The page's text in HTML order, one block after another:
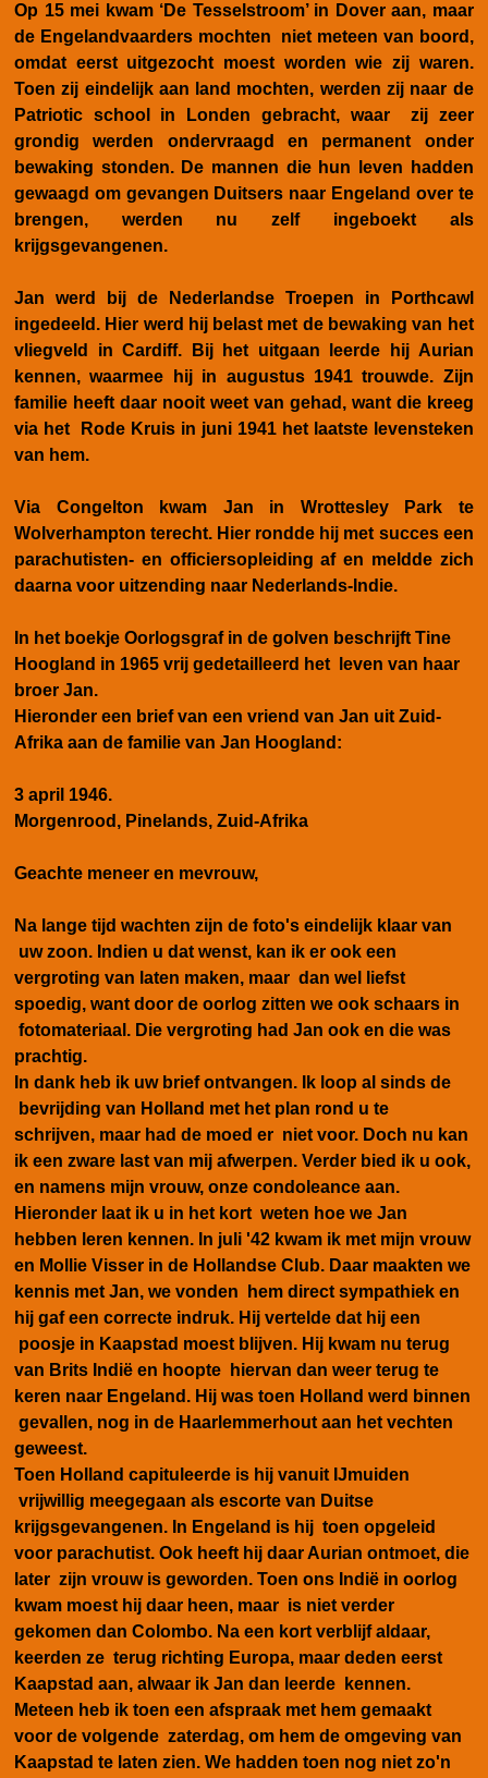
Op 15 mei kwam ‘De Tesselstroom’ in Dover aan, maar
de Engelandvaarders mochten niet meteen van boord,
omdat eerst uitgezocht moest worden wie zij waren.
Toen zij eindelijk aan land mochten, werden zij naar de
Patriotic school in Londen gebracht, waar zij zeer
grondig werden ondervraagd en permanent onder
bewaking stonden. De mannen die hun leven hadden
gewaagd om gevangen Duitsers naar Engeland over te
brengen, werden nu zelf ingeboekt als
krijgsgevangenen.
Jan werd bij de Nederlandse Troepen in Porthcawl
ingedeeld. Hier werd hij belast met de bewaking van het
vliegveld in Cardiff. Bij het uitgaan leerde hij Aurian
kennen, waarmee hij in augustus 1941 trouwde. Zijn
familie heeft daar nooit weet van gehad, want die kreeg
via het Rode Kruis in juni 1941 het laatste levensteken
van hem.
Via Congelton kwam Jan in Wrottesley Park te
Wolverhampton terecht. Hier rondde hij met succes een
parachutisten- en officiersopleiding af en meldde zich
daarna voor uitzending naar Nederlands-Indie.
In het boekje Oorlogsgraf in de golven beschrijft Tine
Hoogland in 1965 vrij gedetailleerd het leven van haar
broer Jan.
Hieronder een brief van een vriend van Jan uit Zuid-
Afrika aan de familie van Jan Hoogland:
3 april 1946.
Morgenrood, Pinelands, Zuid-Afrika
Geachte meneer en mevrouw,
Na lange tijd wachten zijn de foto's eindelijk klaar van
uw zoon. Indien u dat wenst, kan ik er ook een
vergroting van laten maken, maar dan wel liefst
spoedig, want door de oorlog zitten we ook schaars in
fotomateriaal. Die vergroting had Jan ook en die was
prachtig.
In dank heb ik uw brief ontvangen. Ik loop al sinds de
bevrijding van Holland met het plan rond u te
schrijven, maar had de moed er niet voor. Doch nu kan
ik een zware last van mij afwerpen. Verder bied ik u ook,
en namens mijn vrouw, onze condoleance aan.
Hieronder laat ik u in het kort weten hoe we Jan
hebben leren kennen. In juli '42 kwam ik met mijn vrouw
en Mollie Visser in de Hollandse Club. Daar maakten we
kennis met Jan, we vonden hem direct sympathiek en
hij gaf een correcte indruk. Hij vertelde dat hij een
poosje in Kaapstad moest blijven. Hij kwam nu terug
van Brits Indië en hoopte hiervan dan weer terug te
keren naar Engeland. Hij was toen Holland werd binnen
gevallen, nog in de Haarlemmerhout aan het vechten
geweest.
Toen Holland capituleerde is hij vanuit IJmuiden
vrijwillig meegegaan als escorte van Duitse
krijgsgevangenen. In Engeland is hij toen opgeleid
voor parachutist. Ook heeft hij daar Aurian ontmoet, die
later zijn vrouw is geworden. Toen ons Indië in oorlog
kwam moest hij daar heen, maar is niet verder
gekomen dan Colombo. Na een kort verblijf aldaar,
keerden ze terug richting Europa, maar deden eerst
Kaapstad aan, alwaar ik Jan dan leerde kennen.
Meteen heb ik toen een afspraak met hem gemaakt
voor de volgende zaterdag, om hem de omgeving van
Kaapstad te laten zien. We hadden toen nog niet zo'n